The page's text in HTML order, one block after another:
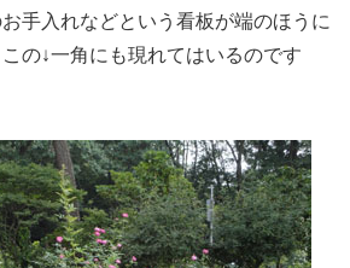
手入れなどという看板が端のほうに
の↓一角にも現れてはいるのです